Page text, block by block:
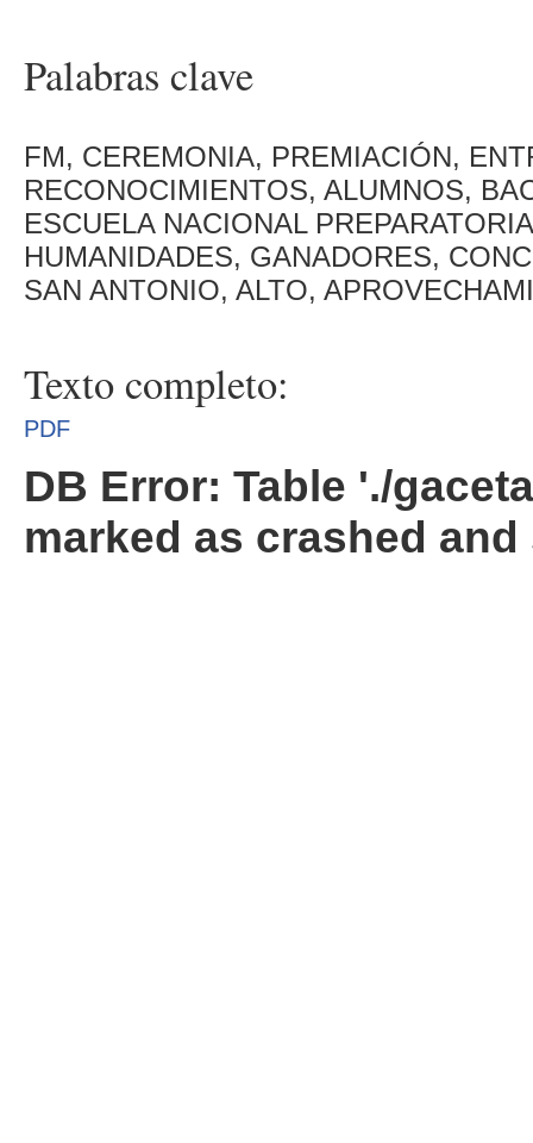
Palabras clave
FM, CEREMONIA, PREMIACIÓN,
RECONOCIMIENTOS, ALUMNOS,
ESCUELA NACIONAL
HUMANIDADES, GANADORES,
SAN ANTONIO, ALTO,
Texto completo:
PDF
DB Error: Table './
marked as crashed